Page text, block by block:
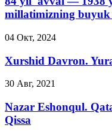
millatimizning
04 Окт, 2024
Xurshid Davron.
30 Авг, 2021
Nazar Eshonqul.
Qissa